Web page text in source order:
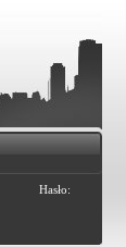
Hasło: